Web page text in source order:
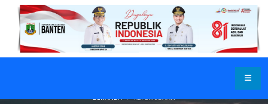
BERANDA KEPEMUDAAN